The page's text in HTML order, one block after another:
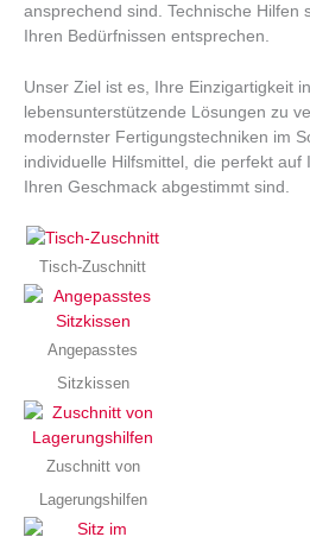
ansprechend sind. Technische Hilfen
Ihren Bedürfnissen entsprechen.
Unser Ziel ist es, Ihre Einzigartigkeit
lebensunterstützende Lösungen zu
modernster Fertigungstechniken im
individuelle Hilfsmittel, die perfekt auf
Ihren Geschmack abgestimmt sind.
Tisch-Zuschnitt
Angepasstes
Sitzkissen
Zuschnitt von
Lagerungshilfen